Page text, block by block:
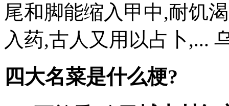
尾和脚能缩入甲中,耐饥
入药,古人又用以占卜,...
四大名菜是什么梗?